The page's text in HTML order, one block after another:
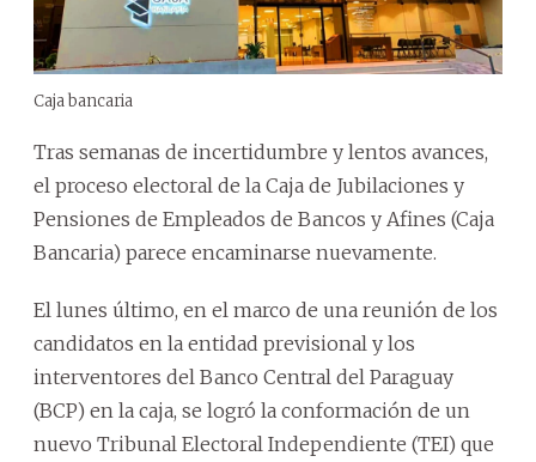
Caja bancaria
Tras semanas de incertidumbre y lentos avances,
el proceso electoral de la Caja de Jubilaciones y
Pensiones de Empleados de Bancos y Afines (Caja
Bancaria) parece encaminarse nuevamente.
El lunes último, en el marco de una reunión de los
candidatos en la entidad previsional y los
interventores del Banco Central del Paraguay
(BCP) en la caja, se logró la conformación de un
nuevo Tribunal Electoral Independiente (TEI) que